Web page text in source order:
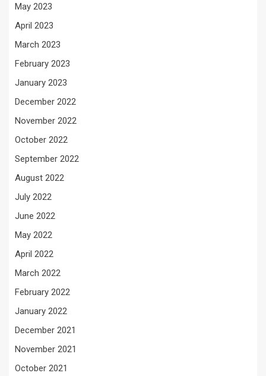
May 2023
April 2023
March 2023
February 2023
January 2023
December 2022
November 2022
October 2022
September 2022
August 2022
July 2022
June 2022
May 2022
April 2022
March 2022
February 2022
January 2022
December 2021
November 2021
October 2021